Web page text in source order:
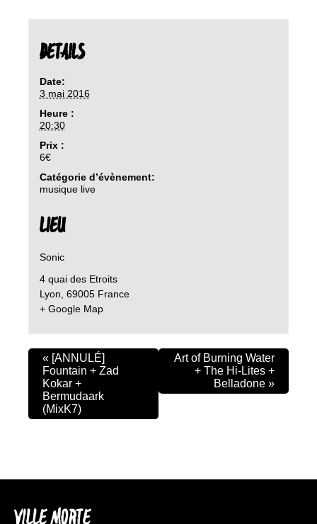
DETAILS
Date:
3 mai 2016
Heure :
20:30
Prix :
6€
Catégorie d’évènement:
musique live
LIEU
Sonic
4 quai des Etroits
Lyon 69005 France
+ Google Map
« [ANNULÉ]
Fountain + Zad
Kokar +
Bermudaark
(MixK7)
Art of Burning Water
+ The Hi-Lites +
Belladone »